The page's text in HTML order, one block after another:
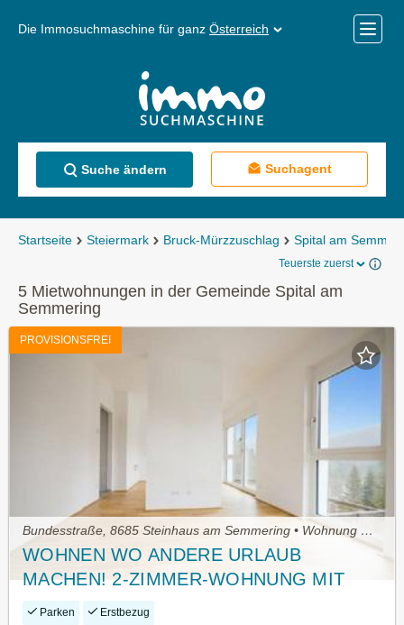
Die Immosuchmaschine für ganz Österreich
Menü
Suche ändern Suchagent
Startseite Steiermark Bruck-Mürzzuschlag Spital am
Teuerste zuerst
5 Mietwohnungen in der Gemeinde Spital am
Semmering
PROVISIONSFREI
Bundesstraße, 8685 Steinhaus am Semmering • Wohnung mieten
WOHNEN WO ANDERE URLAUB
MACHEN! 2-ZIMMER-WOHNUNG MIT
PKW-STELLPLATZ! ERSTBEZUG!
Parken Erstbezug